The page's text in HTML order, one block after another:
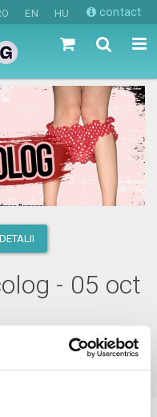
EN HU contact
- 05 oct